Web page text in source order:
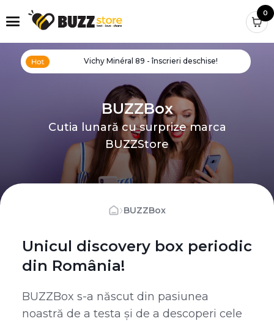
0
Vichy Minéral 89 - înscrieri deschise!
BUZZBox
Cutia lunară cu surprize marca
BUZZStore
›BUZZBox
Unicul discovery box periodic
din România!
BUZZBox s-a născut din pasiunea
noastră de a testa și de a descoperi cele